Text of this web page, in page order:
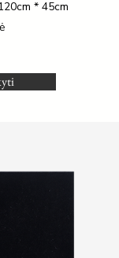
cm * 45cm